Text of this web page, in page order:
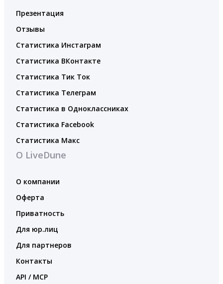
Презентация
Отзывы
Статистика Инстаграм
Статистика ВКонтакте
Статистика Тик Ток
Статистика Телеграм
Статистика в Одноклассниках
Статистика Facebook
Статистика Макс
О LiveDune
О компании
Оферта
Приватность
Для юр.лиц
Для партнеров
Контакты
API / MCP